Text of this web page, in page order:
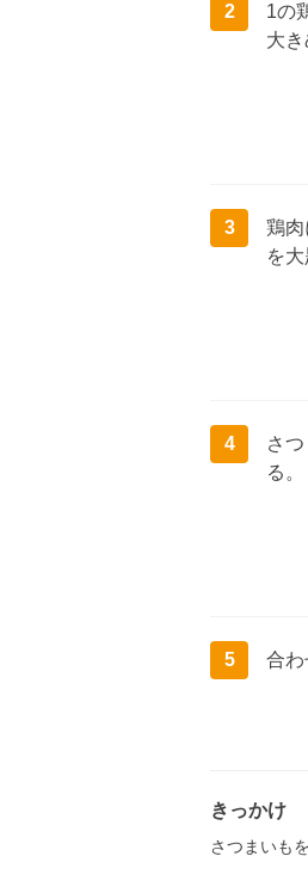
2
1の
大
3
鶏
を
4
さ
る。
5 合
きっかけ
さつまいも